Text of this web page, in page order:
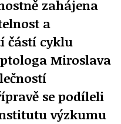
zahájena
a
částí cyklu
Miroslava
se podíleli
výzkumu